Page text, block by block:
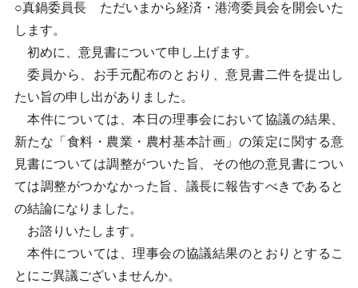
○真鍋委員長 ただいまから経済・港湾委員会を開会いた
します。
初めに、意見書について申し上げます。
委員から、お手元配布のとおり、意見書二件を提出し
たい旨の申し出がありました。
本件については、本日の理事会において協議の結果、
新たな「食料・農業・農村基本計画」の策定に関する意
見書については調整がついた旨、その他の意見書につい
ては調整がつかなかった旨、議長に報告すべきであると
の結論になりました。
お諮りいたします。
本件については、理事会の協議結果のとおりとするこ
とにご異議ございませんか。